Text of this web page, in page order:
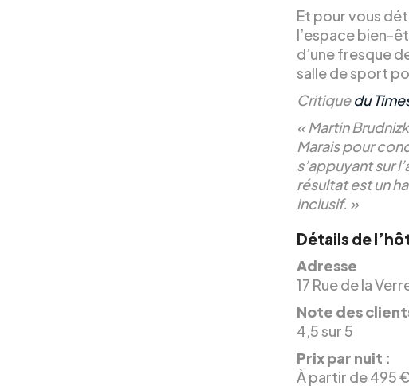
Et pour vous
l’espace bien-
d’une fresque
salle de sport
Critiquedu
« Martin
Marais pour
s’appuyant sur
résultat est un
inclusif. »
Détails de
Adresse
17 Rue de la
Note des
4,5 sur 5
Prix par nuit :
À partir de 495 €